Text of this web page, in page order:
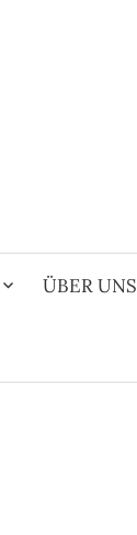
ÜBER UNS